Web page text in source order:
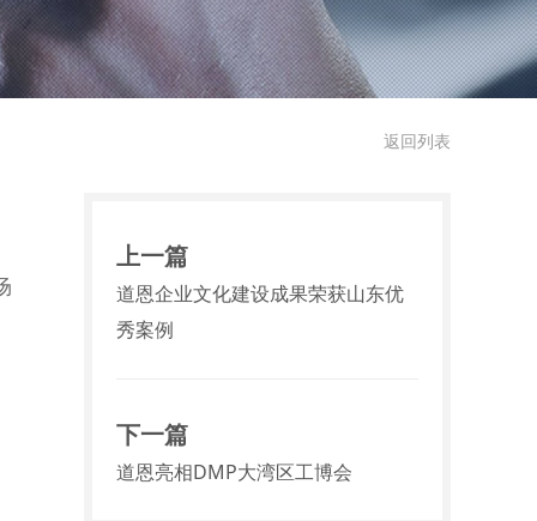
返回列表
上一篇
道恩企业文化建设成果荣获山东优
秀案例
下一篇
道恩亮相DMP大湾区工博会